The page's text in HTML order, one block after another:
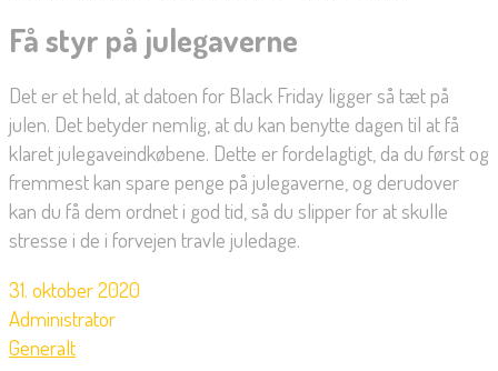
Få styr på julegaverne
Det er et held, at datoen for Black Friday ligger så tæt på
julen. Det betyder nemlig, at du kan benytte dagen til at få
klaret julegaveindkøbene. Dette er fordelagtigt, da du først og
fremmest kan spare penge på julegaverne, og derudover
kan du få dem ordnet i god tid, så du slipper for at skulle
stresse i de i forvejen travle juledage.
31. oktober 2020
Administrator
Generalt